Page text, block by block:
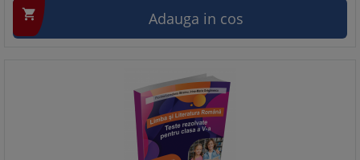
 Adauga in cos